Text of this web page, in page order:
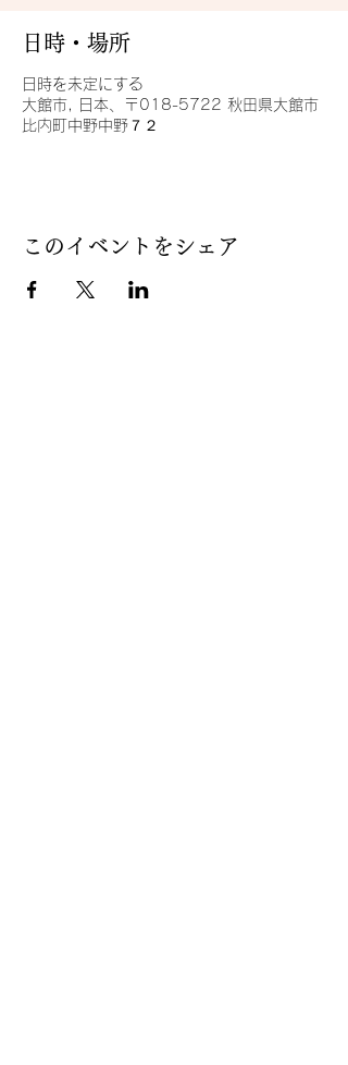
日時・場所
日時を未定にする
大館市, 日本、〒018-5722 秋田県大館市
比内町中野中野７２
このイベントをシェア